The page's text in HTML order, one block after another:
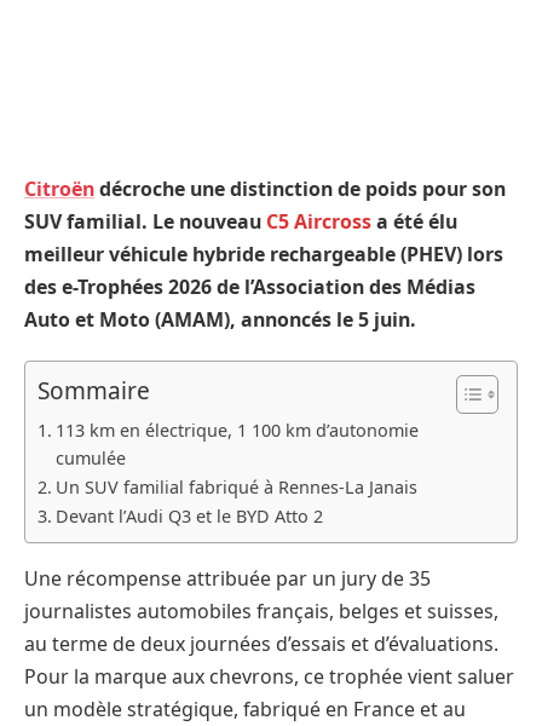
Citroëndécroche une distinction de poids pour son
SUV familial. Le nouveau C5 Aircrossa été élu
meilleur véhicule hybride rechargeable (PHEV) lors
des e-Trophées 2026 de l’Association des Médias
Auto et Moto (AMAM), annoncés le 5 juin.
Sommaire
113 km en électrique, 1 100 km d’autonomie
cumulée
Un SUV familial fabriqué à Rennes-La Janais
Devant l’Audi Q3 et le BYD Atto 2
Une récompense attribuée par un jury de 35
journalistes automobiles français, belges et suisses,
au terme de deux journées d’essais et d’évaluations.
Pour la marque aux chevrons, ce trophée vient saluer
un modèle stratégique, fabriqué en France et au